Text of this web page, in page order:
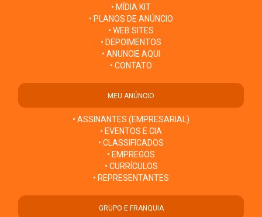
• MÍDIA KIT
• PLANOS DE ANÚNCIO
• WEB SITES
• DEPOIMENTOS
• ANUNCIE AQUI
• CONTATO
MEU ANÚNCIO
• ASSINANTES (EMPRESARIAL)
• EVENTOS E CIA
• CLASSIFICADOS
• EMPREGOS
• CURRÍCULOS
• REPRESENTANTES
GRUPO E FRANQUIA